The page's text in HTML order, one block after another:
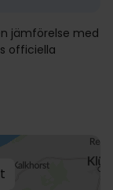
jämförelse med
officiella